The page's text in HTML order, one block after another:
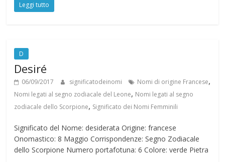
Leggi tutto
D
Desiré
06/09/2017 significatodeinomi Nomi di origine Francese,
Nomi legati al segno zodiacale del Leone, Nomi legati al segno
zodiacale dello Scorpione, Significato dei Nomi Femminili
Significato del Nome: desiderata Origine: francese
Onomastico: 8 Maggio Corrispondenze: Segno Zodiacale
dello Scorpione Numero portafotuna: 6 Colore: verde Pietra